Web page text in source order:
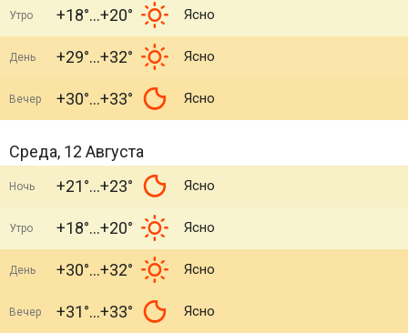
Утро +18° +20° Ясно
День +29° +32° Ясно
Вечер +30° +33° Ясно
Среда, 12 Августа
Ночь +21° +23° Ясно
Утро +18° +20° Ясно
День +30° +32° Ясно
Вечер +31° +33° Ясно